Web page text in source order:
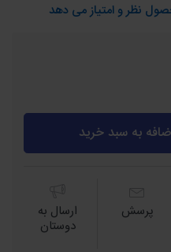
نظر و امتیاز می دهد
به سبد خرید
پرسش ارسال به
دوستان